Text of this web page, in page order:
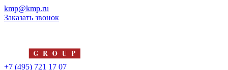
kmp@kmp.ru
Заказать звонок
+7 (495) 721 17 07